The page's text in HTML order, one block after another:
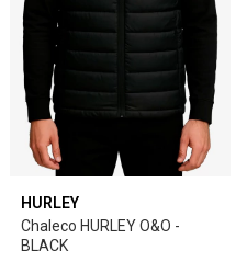
HURLEY
Chaleco HURLEY O&O -
BLACK